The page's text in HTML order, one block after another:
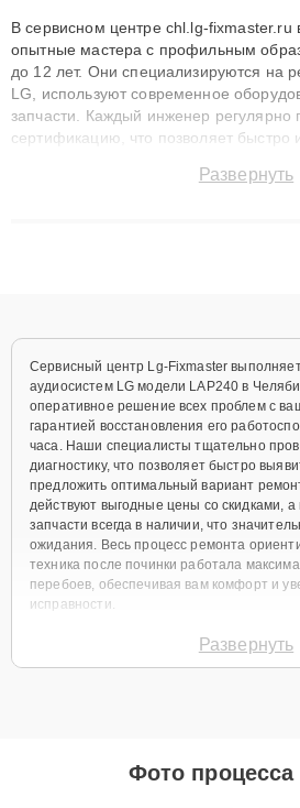
В сервисном центре chl.lg-fixmaster.ru
опытные мастера с профильным
до 12 лет. Они специализируются на
LG, используют современное
запчасти. Каждый инженер регулярно
сертификацию, что позволяет быстро
до 3 лет. Наши мастера решаютРазвернуть
Сервисный центр Lg-Fixmaster
аудиосистем LG модели LAP240 в
оперативное решение всех проблем с
гарантией восстановления его
часа. Наши специалисты тщательно
диагностику, что позволяет быстро
предложить оптимальный вариант
действуют выгодные цены со скидками,
запчасти всегда в наличии, что
ожидания. Весь процесс ремонта
техника после починки работала
перебоев, обеспечивая вам комфорт и
исправности.
Виды
аналогов. Клиент всегда имеет
Развернуть
Фото процесса